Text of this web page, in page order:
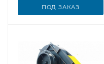
ПОД ЗАКАЗ